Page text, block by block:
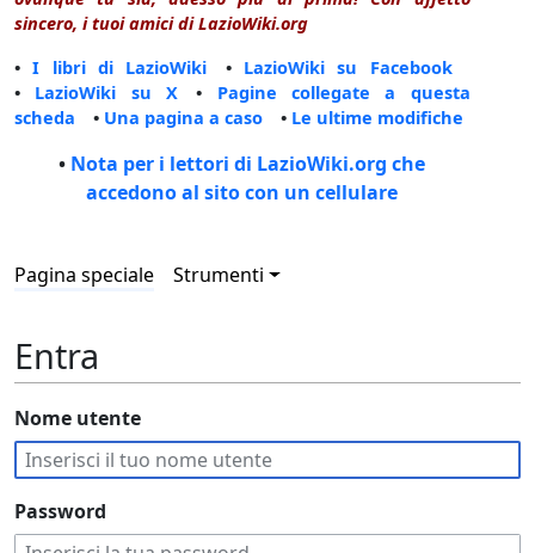
sincero, i tuoi amici di LazioWiki.org
•I libri di LazioWiki • LazioWiki su Facebook
• LazioWiki su X • Pagine collegate a questa
scheda • Una pagina a caso • Le ultime modifiche
• Nota per i lettori di LazioWiki.org che
accedono al sito con un cellulare
Pagina speciale Strumenti
Entra
Nome utente
Password